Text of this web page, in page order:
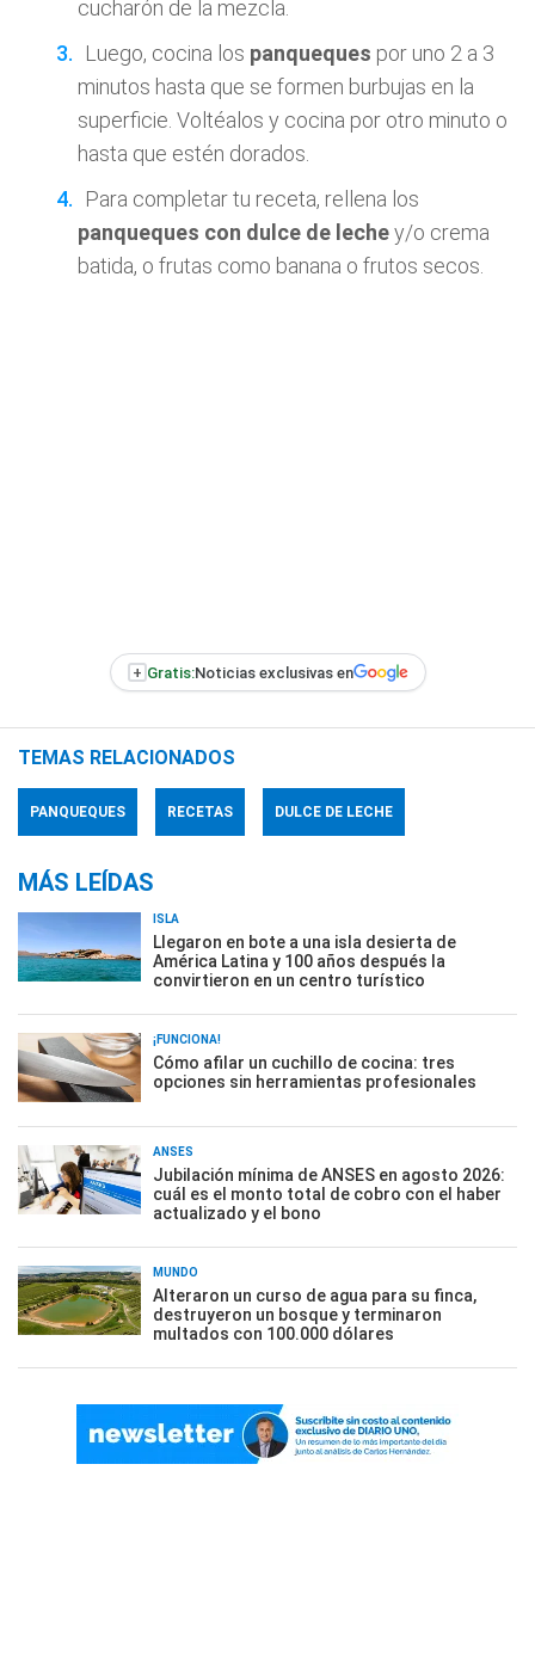
cucharón de la mezcla.
Luego, cocina los panqueques por uno 2 a 3
minutos hasta que se formen burbujas en la
superficie. Voltéalos y cocina por otro minuto o
hasta que estén dorados.
Para completar tu receta, rellena los
panqueques con dulce de lechey/o crema
batida, o frutas como banana o frutos secos.
+ Gratis:Noticias exclusivas en
TEMAS RELACIONADOS
PANQUEQUES RECETAS DULCE DE LECHE
MÁS LEÍDAS
ISLA
Llegaron en bote a una isla desierta de
América Latina y 100 años después la
convirtieron en un centro turístico
¡FUNCIONA!
Cómo afilar un cuchillo de cocina: tres
opciones sin herramientas profesionales
ANSES
Jubilación mínima de ANSES en agosto 2026:
cuál es el monto total de cobro con el haber
actualizado y el bono
MUNDO
Alteraron un curso de agua para su finca,
destruyeron un bosque y terminaron
multados con 100.000 dólares